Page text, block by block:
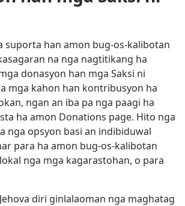
suporta han amon bug-os-kalibotan
na nga nagtitikang ha
donasyon han mga Saksi ni
mga kahon han kontribusyon ha
ngan an iba pa nga paagi ha
ha amon Donations page. Hito nga
nga opsyon basi an indibiduwal
para ha amon bug-os-kalibotan
nga mga kagarastohan, o para
diri ginlalaoman nga maghatag